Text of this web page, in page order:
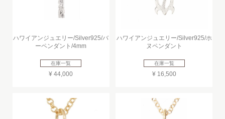
ハワイアンジュエリー/Silver925/バ
ーペンダント/4mm
在庫一覧
¥ 44,000
ハワイアンジュエリー/Silver925/ホ
ヌペンダント
在庫一覧
¥ 16,500